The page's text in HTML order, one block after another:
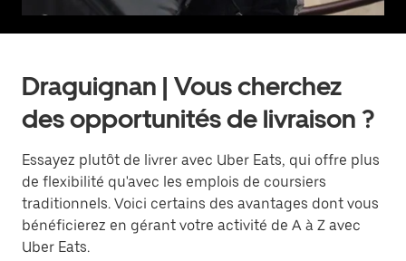
Draguignan | Vous cherchez
des opportunités de livraison ?
Essayez plutôt de livrer avec Uber Eats, qui offre plus
de flexibilité qu'avec les emplois de coursiers
traditionnels. Voici certains des avantages dont vous
bénéficierez en gérant votre activité de A à Z avec
Uber Eats.